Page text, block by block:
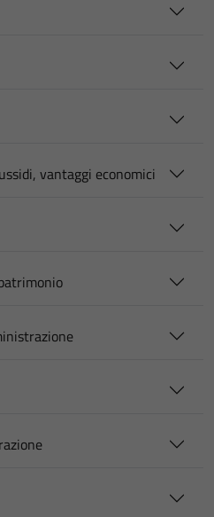
vantaggi economici